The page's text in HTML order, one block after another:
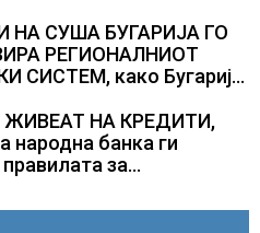
НА СУША БУГАРИЈА ГО
РЕГИОНАЛНИОТ
СИСТЕМ, како Бугарија
на енергија од батерии
ЖИВЕАТ НА КРЕДИТИ,
народна банка ги
за
ризици во финансискиот